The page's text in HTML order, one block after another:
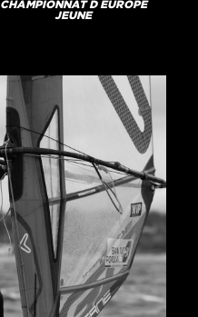
CHAMPIONNAT D EUROPE
JEUNE